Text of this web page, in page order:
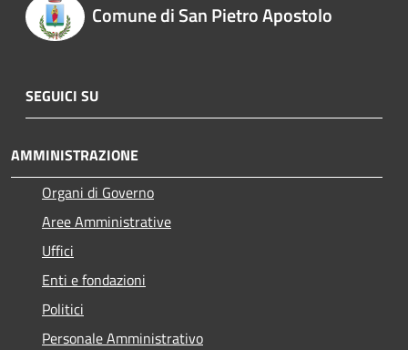
Comune di San Pietro Apostolo
SEGUICI SU
AMMINISTRAZIONE
Organi di Governo
Aree Amministrative
Uffici
Enti e fondazioni
Politici
Personale Amministrativo